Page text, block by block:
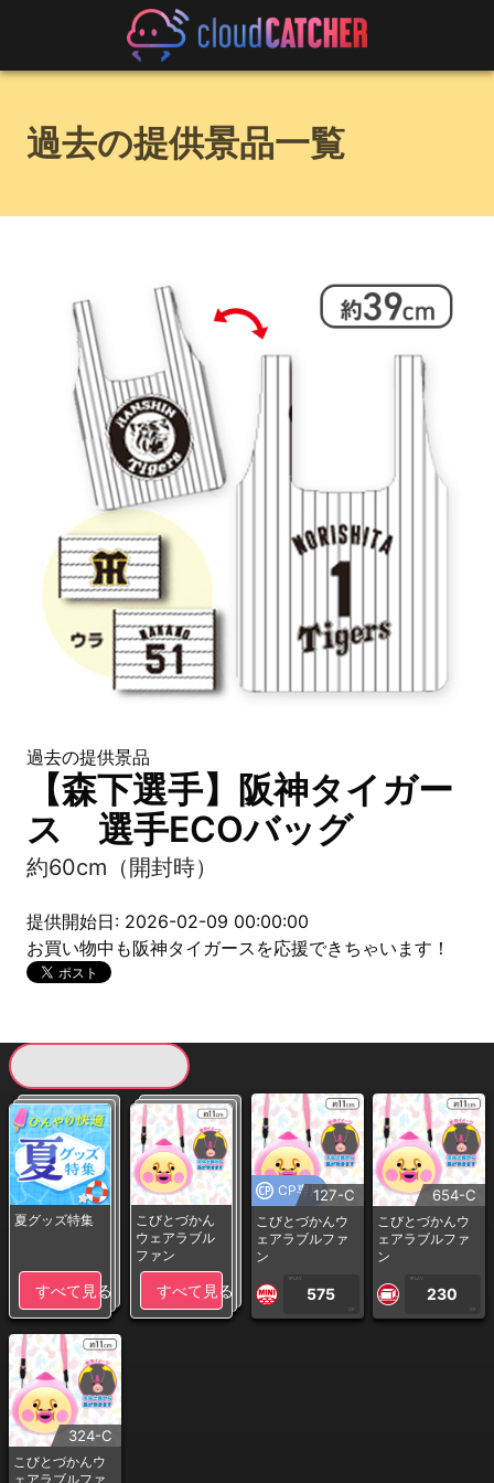
過去の提供景品一覧
過去の提供景品
【森下選手】阪神タイガー
ス 選手ECOバッグ
約60cm（開封時）
提供開始日: 2026-02-09 00:00:00
お買い物中も阪神タイガースを応援できちゃいます！
夏グッズ特集
すべて見る
こびとづかん
ウェアラブル
ファン
すべて見る
CP専用127-C
こびとづかんウ
ェアラブルファ
ン
1PLAY
575
CP
654-C
こびとづかんウ
ェアラブルファ
ン
1PLAY
230
CP
324-C
こびとづかんウ
ェアラブルファ